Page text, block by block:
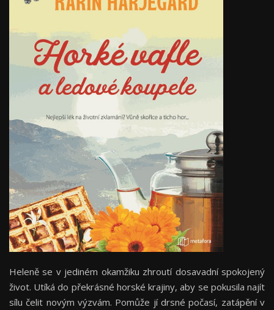
Heleně se v jediném okamžiku zhroutí dosavadní spokojený
život. Utíká do překrásné horské krajiny, aby se pokusila najít
sílu čelit novým výzvám. Pomůže jí drsné počasí, zatápění v